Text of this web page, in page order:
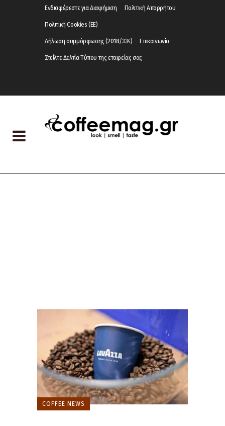
Ενδιαφέρεστε για Διαφήμιση Πολιτική Απορρήτου
Πολιτική Cookies (ΕΕ)
Δήλωση συμμόρφωσης (2018/334) Επικοινωνία
Στείλτε Δελτία Τύπου της εταιρείας σας
COFFEE NEWS